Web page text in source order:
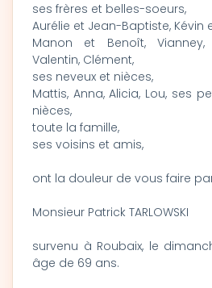
ses frères et belles-soeurs,
Aurélie et Jean-Baptiste, Kévin
Manon et Benoît,
Valentin, Clément,
ses neveux et nièces,
Mattis, Anna, Alicia, Lou, ses
nièces,
toute la famille,
ses voisins et amis,
ont la douleur de vous faire
Monsieur Patrick TARLOWSKI
survenu à Roubaix, le
âge de 69 ans.